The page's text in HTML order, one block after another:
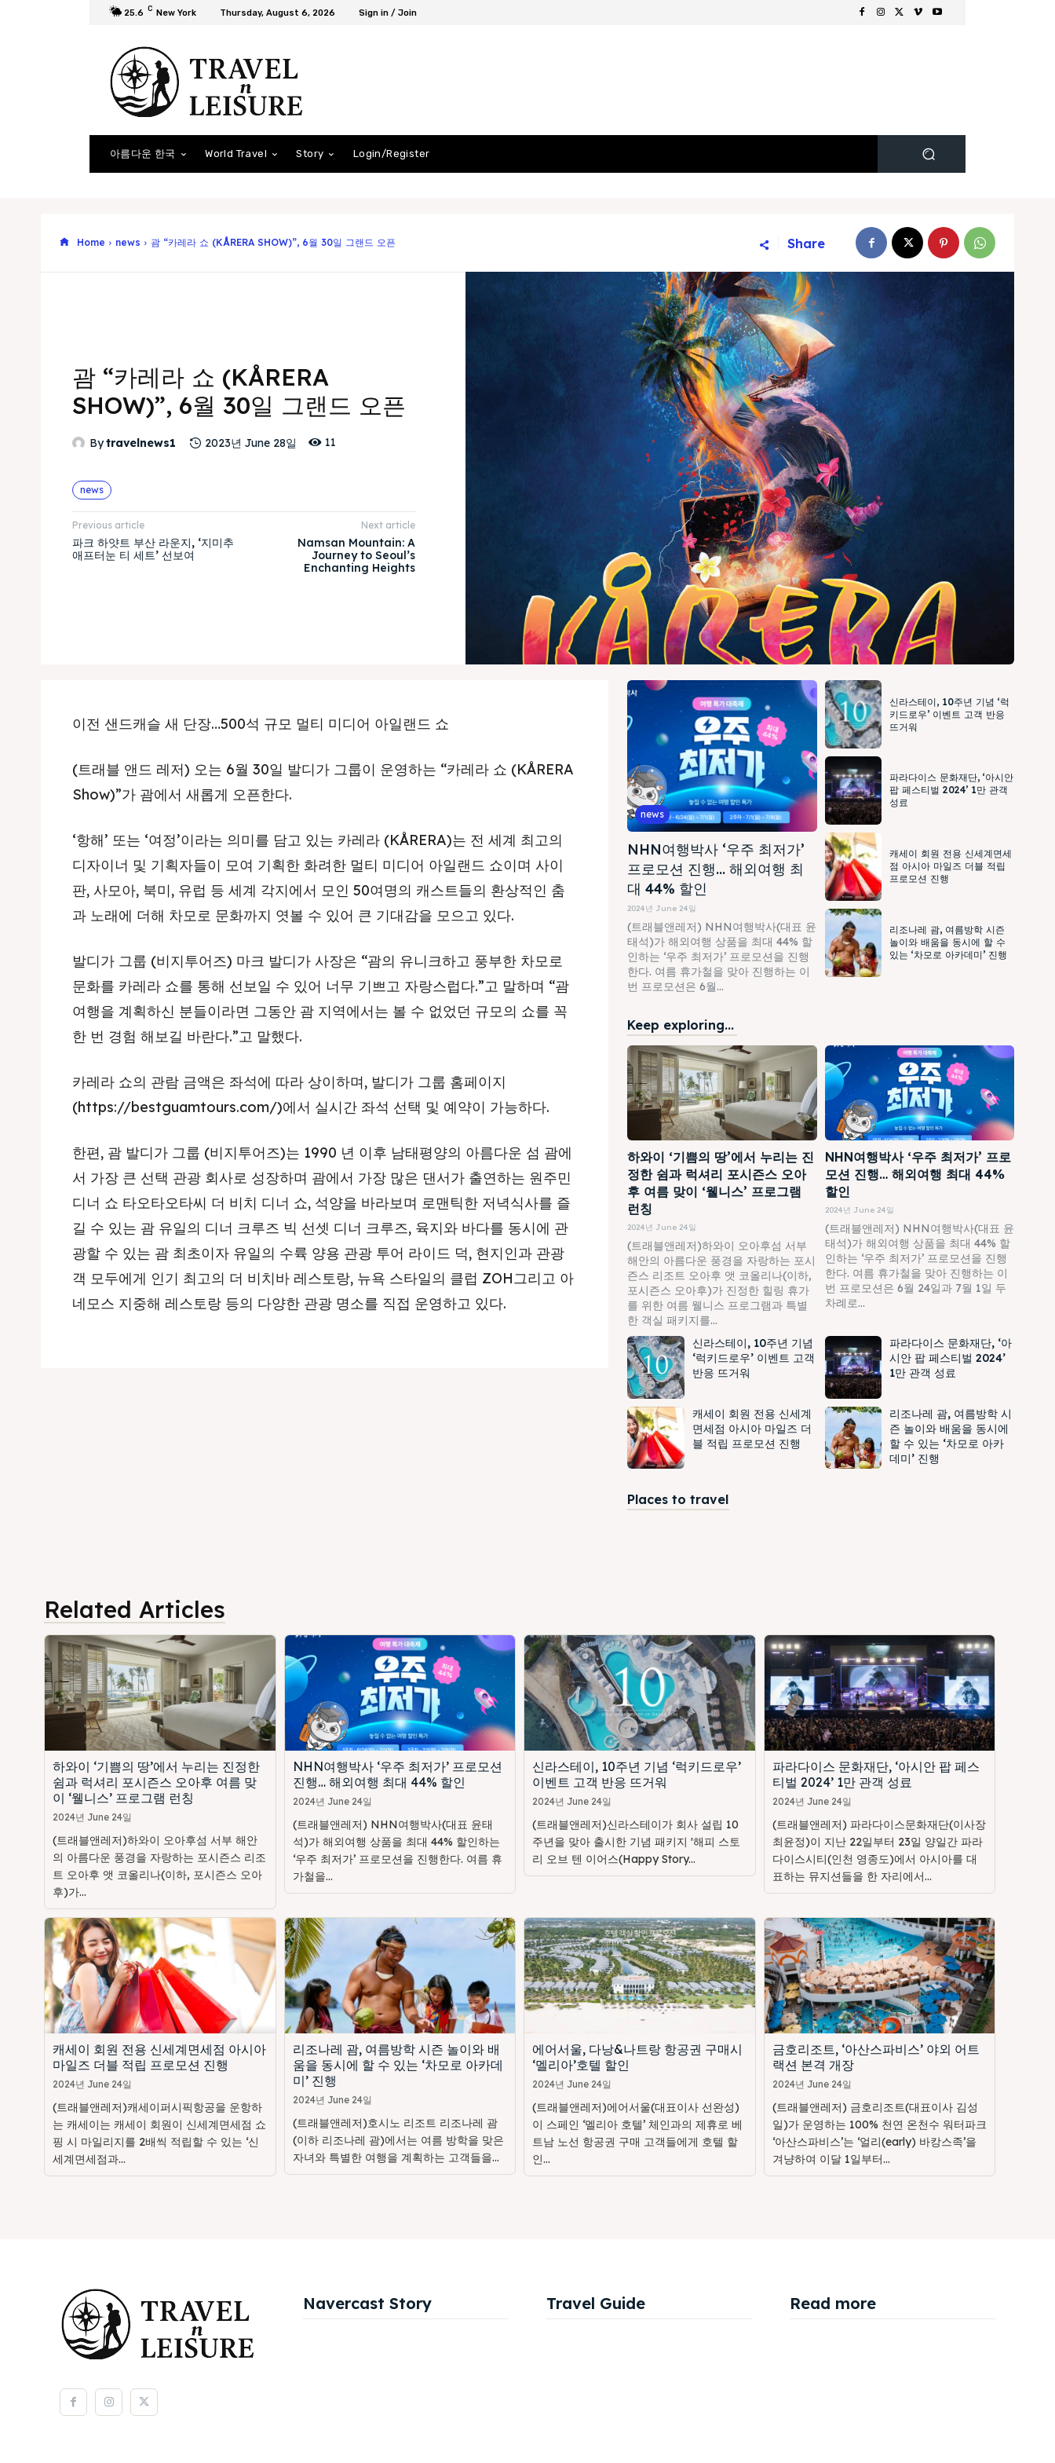
25.6 C New York Thursday, August 6, 2026 Sign in / Join
아름다운 한국 World Travel Story Login/Register
Home news 괌 “카레라 쇼 (KÅRERA SHOW)”, 6월 30일 그랜드 오픈 Share
괌 “카레라 쇼 (KÅRERA
SHOW)”, 6월 30일 그랜드 오픈
Bytravelnews1 2023년 June 28일 11
news
Previous article
파크 하얏트 부산 라운지, ‘지미추
애프터눈 티 세트’ 선보여
Next article
Namsan Mountain: A
Journey to Seoul’s
Enchanting Heights
이전 샌드캐슬 새 단장…500석 규모 멀티 미디어 아일랜드 쇼
(트래블 앤드 레저) 오는 6월 30일 발디가 그룹이 운영하는 “카레라 쇼 (KÅRERA
Show)”가 괌에서 새롭게 오픈한다.
‘항해’ 또는 ‘여정’이라는 의미를 담고 있는 카레라 (KÅRERA)는 전 세계 최고의
디자이너 및 기획자들이 모여 기획한 화려한 멀티 미디어 아일랜드 쇼이며 사이
판, 사모아, 북미, 유럽 등 세계 각지에서 모인 50여명의 캐스트들의 환상적인 춤
과 노래에 더해 차모로 문화까지 엿볼 수 있어 큰 기대감을 모으고 있다.
발디가 그룹 (비지투어즈) 마크 발디가 사장은 “괌의 유니크하고 풍부한 차모로
문화를 카레라 쇼를 통해 선보일 수 있어 너무 기쁘고 자랑스럽다.”고 말하며 “괌
여행을 계획하신 분들이라면 그동안 괌 지역에서는 볼 수 없었던 규모의 쇼를 꼭
한 번 경험 해보길 바란다.”고 말했다.
카레라 쇼의 관람 금액은 좌석에 따라 상이하며, 발디가 그룹 홈페이지
(https://bestguamtours.com/)에서 실시간 좌석 선택 및 예약이 가능하다.
한편, 괌 발디가 그룹 (비지투어즈)는 1990 년 이후 남태평양의 아름다운 섬 괌에
서 가장 큰 선택 관광 회사로 성장하며 괌에서 가장 많은 댄서가 출연하는 원주민
디너 쇼 타오타오타씨 더 비치 디너 쇼, 석양을 바라보며 로맨틱한 저녁식사를 즐
길 수 있는 괌 유일의 디너 크루즈 빅 선셋 디너 크루즈, 육지와 바다를 동시에 관
광할 수 있는 괌 최초이자 유일의 수륙 양용 관광 투어 라이드 덕, 현지인과 관광
객 모두에게 인기 최고의 더 비치바 레스토랑, 뉴욕 스타일의 클럽 ZOH그리고 아
네모스 지중해 레스토랑 등의 다양한 관광 명소를 직접 운영하고 있다.
news
NHN여행박사 ‘우주 최저가’
프로모션 진행… 해외여행 최
대 44% 할인
2024년 June 24일
(트래블앤레저) NHN여행박사(대표 윤
태석)가 해외여행 상품을 최대 44% 할
인하는 ‘우주 최저가’ 프로모션을 진행
한다. 여름 휴가철을 맞아 진행하는 이
번 프로모션은 6월...
신라스테이, 10주년 기념 ‘럭
키드로우’ 이벤트 고객 반응
뜨거워
파라다이스 문화재단, ‘아시안
팝 페스티벌 2024’ 1만 관객
성료
캐세이 회원 전용 신세계면세
점 아시아 마일즈 더블 적립
프로모션 진행
리조나레 괌, 여름방학 시즌
놀이와 배움을 동시에 할 수
있는 ‘차모로 아카데미’ 진행
Keep exploring...
하와이 ‘기쁨의 땅’에서 누리는 진
정한 쉼과 럭셔리 포시즌스 오아
후 여름 맞이 ‘웰니스’ 프로그램
런칭
2024년 June 24일
(트래블앤레저)하와이 오아후섬 서부
해안의 아름다운 풍경을 자랑하는 포시
즌스 리조트 오아후 앳 코올리나(이하,
포시즌스 오아후)가 진정한 힐링 휴가
를 위한 여름 웰니스 프로그램과 특별
한 객실 패키지를...
NHN여행박사 ‘우주 최저가’ 프로
모션 진행… 해외여행 최대 44%
할인
2024년 June 24일
(트래블앤레저) NHN여행박사(대표 윤
태석)가 해외여행 상품을 최대 44% 할
인하는 ‘우주 최저가’ 프로모션을 진행
한다. 여름 휴가철을 맞아 진행하는 이
번 프로모션은 6월 24일과 7월 1일 두
차례로...
신라스테이, 10주년 기념
‘럭키드로우’ 이벤트 고객
반응 뜨거워
파라다이스 문화재단, ‘아
시안 팝 페스티벌 2024’
1만 관객 성료
캐세이 회원 전용 신세계
면세점 아시아 마일즈 더
블 적립 프로모션 진행
리조나레 괌, 여름방학 시
즌 놀이와 배움을 동시에
할 수 있는 ‘차모로 아카
데미’ 진행
Places to travel
Related Articles
하와이 ‘기쁨의 땅’에서 누리는 진정한
쉼과 럭셔리 포시즌스 오아후 여름 맞
이 ‘웰니스’ 프로그램 런칭
2024년 June 24일
(트래블앤레저)하와이 오아후섬 서부 해안
의 아름다운 풍경을 자랑하는 포시즌스 리조
트 오아후 앳 코올리나(이하, 포시즌스 오아
후)가...
NHN여행박사 ‘우주 최저가’ 프로모션
진행… 해외여행 최대 44% 할인
2024년 June 24일
(트래블앤레저) NHN여행박사(대표 윤태
석)가 해외여행 상품을 최대 44% 할인하는
‘우주 최저가’ 프로모션을 진행한다. 여름 휴
가철을...
신라스테이, 10주년 기념 ‘럭키드로우’
이벤트 고객 반응 뜨거워
2024년 June 24일
(트래블앤레저)신라스테이가 회사 설립 10
주년을 맞아 출시한 기념 패키지 '해피 스토
리 오브 텐 이어스(Happy Story...
파라다이스 문화재단, ‘아시안 팝 페스
티벌 2024’ 1만 관객 성료
2024년 June 24일
(트래블앤레저) 파라다이스문화재단(이사장
최윤정)이 지난 22일부터 23일 양일간 파라
다이스시티(인천 영종도)에서 아시아를 대
표하는 뮤지션들을 한 자리에서...
캐세이 회원 전용 신세계면세점 아시아
마일즈 더블 적립 프로모션 진행
2024년 June 24일
(트래블앤레저)캐세이퍼시픽항공을 운항하
는 캐세이는 캐세이 회원이 신세계면세점 쇼
핑 시 마일리지를 2배씩 적립할 수 있는 ‘신
세계면세점과...
리조나레 괌, 여름방학 시즌 놀이와 배
움을 동시에 할 수 있는 ‘차모로 아카데
미’ 진행
2024년 June 24일
(트래블앤레저)호시노 리조트 리조나레 괌
(이하 리조나레 괌)에서는 여름 방학을 맞은
자녀와 특별한 여행을 계획하는 고객들을...
에어서울, 다낭&나트랑 항공권 구매시
‘멜리아’호텔 할인
2024년 June 24일
(트래블앤레저)에어서울(대표이사 선완성)
이 스페인 ‘멜리아 호텔’ 체인과의 제휴로 베
트남 노선 항공권 구매 고객들에게 호텔 할
인...
금호리조트, ‘아산스파비스’ 야외 어트
랙션 본격 개장
2024년 June 24일
(트래블앤레저) 금호리조트(대표이사 김성
일)가 운영하는 100% 천연 온천수 워터파크
‘아산스파비스’는 ‘얼리(early) 바캉스족’을
겨냥하여 이달 1일부터...
Navercast Story Travel Guide Read more